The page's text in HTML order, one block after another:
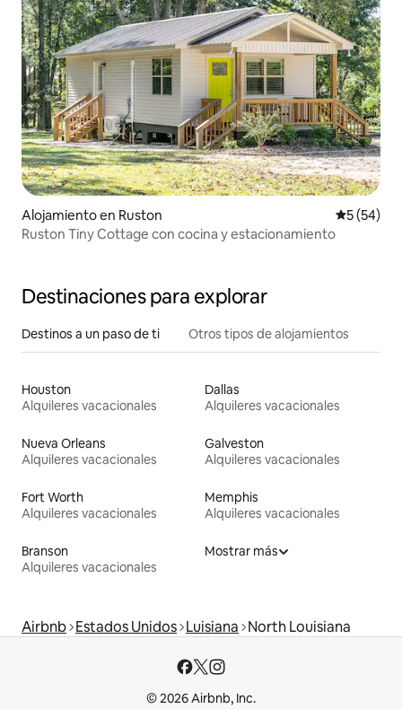
Alojamiento en Ruston
5 (54)
Ruston Tiny Cottage con cocina y estacionamiento
Destinaciones para explorar
Destinos a un paso de ti Otros tipos de alojamientos
Houston
Alquileres vacacionales
Dallas
Alquileres vacacionales
Nueva Orleans
Alquileres vacacionales
Galveston
Alquileres vacacionales
Fort Worth
Alquileres vacacionales
Memphis
Alquileres vacacionales
Branson
Alquileres vacacionales
Mostrar más
Airbnb Estados Unidos Luisiana North Louisiana
© 2026 Airbnb, Inc.